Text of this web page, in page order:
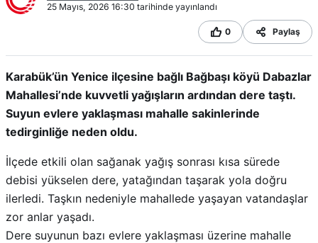
25 Mayıs, 2026 16:30 tarihinde yayınlandı
0 Paylaş
Karabük’ün Yenice ilçesine bağlı Bağbaşı köyü Dabazlar
Mahallesi’nde kuvvetli yağışların ardından dere taştı.
Suyun evlere yaklaşması mahalle sakinlerinde
tedirginliğe neden oldu.
İlçede etkili olan sağanak yağış sonrası kısa sürede
debisi yükselen dere, yatağından taşarak yola doğru
ilerledi. Taşkın nedeniyle mahallede yaşayan vatandaşlar
zor anlar yaşadı.
Dere suyunun bazı evlere yaklaşması üzerine mahalle